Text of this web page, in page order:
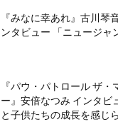
『みなに幸あれ』古川琴
ンタビュー 「ニュージャ
『パウ・パトロール ザ
ー』安倍なつみ インタビ
と子供たちの成長を感じ